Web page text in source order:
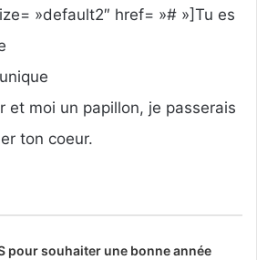
»default2″ href= »# »]Tu es
et moi un papillon, je passerais
ton coeur.
pour souhaiter une bonne année